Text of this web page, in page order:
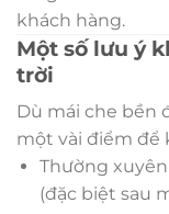
khách hàng.
Một số lưu ý
trời
Dù mái che bền
một vài điểm để
Thường
(đặc biệt sau